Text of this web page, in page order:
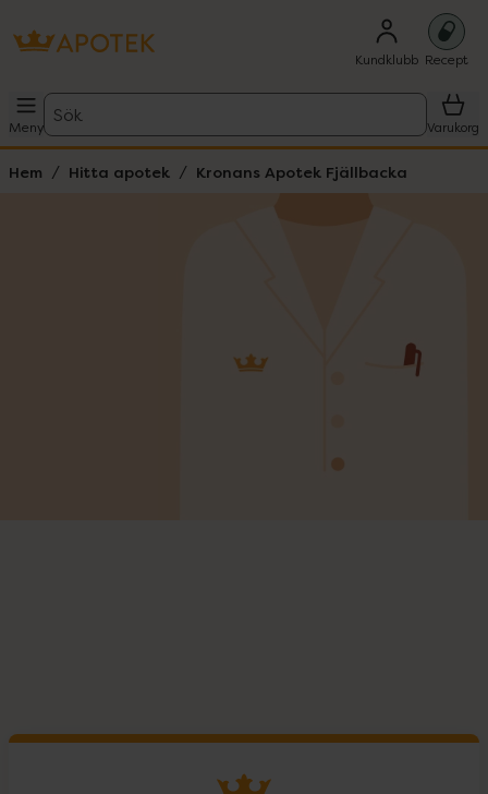
Kundklubb Recept
Meny
Sök
Varukorg
Hem Hitta apotek Kronans Apotek Fjällbacka